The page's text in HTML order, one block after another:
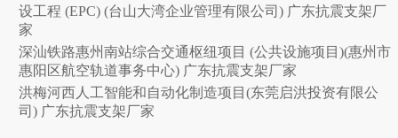
设工程 (EPC) (台山大湾企业管理有限公司) 广东抗震支架厂
家
深汕铁路惠州南站综合交通枢纽项目 (公共设施项目)(惠州市
惠阳区航空轨道事务中心) 广东抗震支架厂家
洪梅河西人工智能和自动化制造项目(东莞启洪投资有限公
司) 广东抗震支架厂家